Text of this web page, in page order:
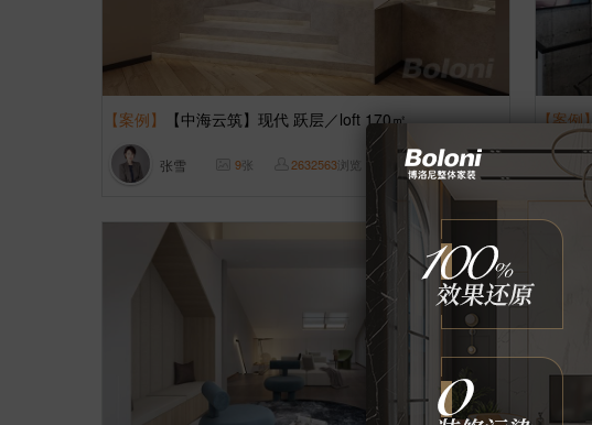
【案例】 【中海云筑】现代 跃层／loft 170㎡
张雪 9张 2632563浏览 这样装修多少钱?
【案例】